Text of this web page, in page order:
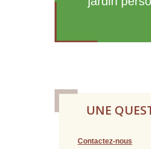
UNE
Contactez-nous